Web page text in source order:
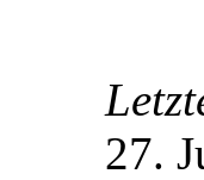
27.